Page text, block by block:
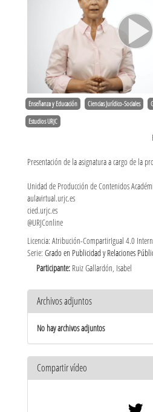
Enseñanza y Educación Ciencias Jurídico-Sociales
Estudios URJC
Presentación de la asignatura a cargo de la
Unidad de Producción de Contenidos
aulavirtual.urjc.es
cied.urjc.es
@URJConline
Licencia: Atribución-CompartirIgual 4.0
Serie: Grado en Publicidad y Relaciones
Participante: Ruiz Gallardón, Isabel
Archivos adjuntos
No hay archivos adjuntos
Compartir vídeo